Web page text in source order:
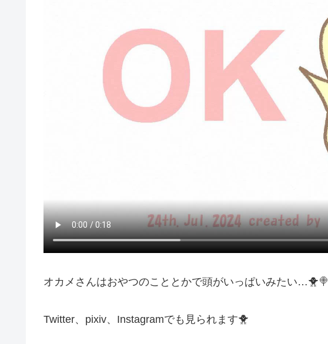
オカメさんはおやつのこととかで頭がいっぱいみたい…🐥🍭
Twitter、pixiv、Instagramでも見られます🐥